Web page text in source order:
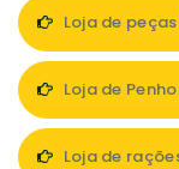
Loja de
Loja de
Loja de